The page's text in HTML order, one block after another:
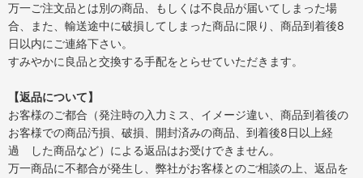
万一ご注文品とは別の商品、もしくは不良品が届いてしまった場
合、また、輸送途中に破損してしまった商品に限り、商品到着後8
日以内にご連絡下さい。
すみやかに良品と交換する手配をとらせていただきます。
【返品について】
お客様のご都合（発注時の入力ミス、イメージ違い、商品到着後の
お客様での商品汚損、破損、開封済みの商品、到着後8日以上経
過 した商品など）による返品はお受けできません。
万一商品に不都合が発生し、弊社がお客様とのご相談の上、返品を